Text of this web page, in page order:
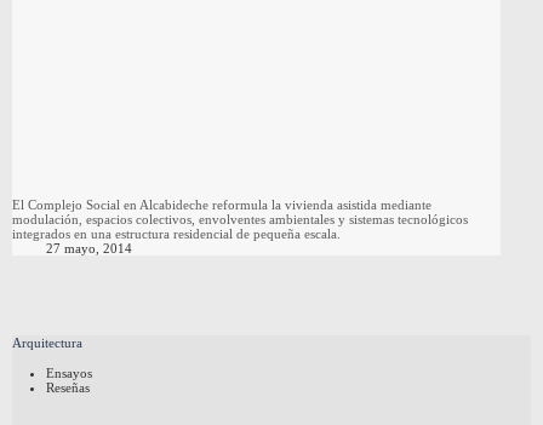
El Complejo Social en Alcabideche reformula la vivienda asistida mediante
modulación, espacios colectivos, envolventes ambientales y sistemas tecnológicos
integrados en una estructura residencial de pequeña escala.
27 mayo, 2014
Arquitectura
Ensayos
Reseñas